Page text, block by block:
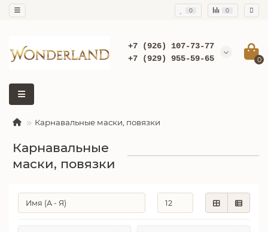
0 0
+7 (926) 107-73-77
+7 (929) 955-59-65
0
Карнавальные маски, повязки
Карнавальные
маски, повязки